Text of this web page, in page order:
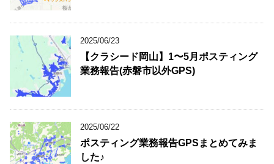
2025/06/23
【クラシード岡山】1〜5月ポスティング
業務報告(赤磐市以外GPS)
2025/06/22
ポスティング業務報告GPSまとめてみま
した♪